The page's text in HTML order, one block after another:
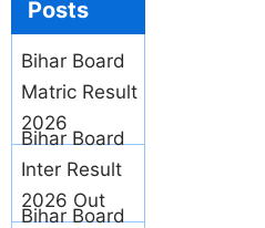
Posts
Bihar Board
Matric Result
2026
Bihar Board
Inter Result
2026 Out
Bihar Board